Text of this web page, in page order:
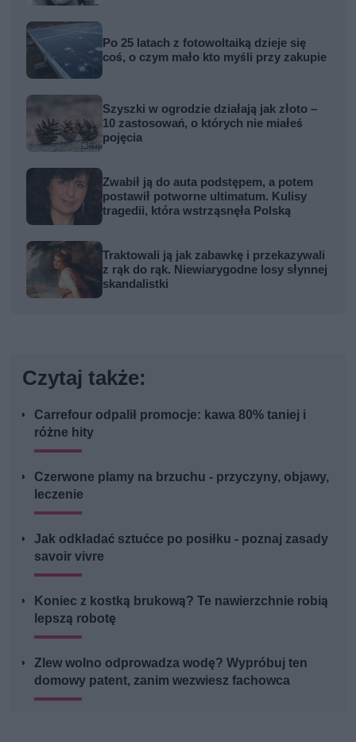
Po 25 latach z fotowoltaiką dzieje się
coś, o czym mało kto myśli przy zakupie
Szyszki w ogrodzie działają jak złoto –
10 zastosowań, o których nie miałeś
pojęcia
Zwabił ją do auta podstępem, a potem
postawił potworne ultimatum. Kulisy
tragedii, która wstrząsnęła Polską
Traktowali ją jak zabawkę i przekazywali
z rąk do rąk. Niewiarygodne losy słynnej
skandalistki
Czytaj także:
Carrefour odpalił promocje: kawa 80% taniej i
różne hity
Czerwone plamy na brzuchu - przyczyny, objawy,
leczenie
Jak odkładać sztućce po posiłku - poznaj zasady
savoir vivre
Koniec z kostką brukową? Te nawierzchnie robią
lepszą robotę
Zlew wolno odprowadza wodę? Wypróbuj ten
domowy patent, zanim wezwiesz fachowca